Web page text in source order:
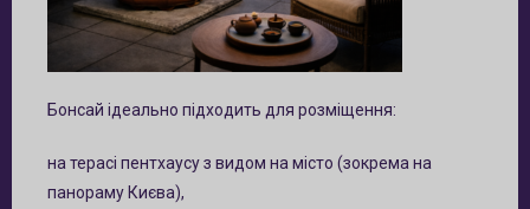
Бонсай ідеально підходить для розміщення:
на терасі пентхаусу з видом на місто (зокрема на
панораму Києва),